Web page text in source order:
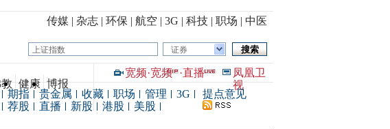
传媒| 杂志| 环保 | 航空 | 3G | 科技| 职场 | 中医
证券
健康 博报
宽频·宽频 ·直播
凤凰卫
视
期指 贵金属 收藏 职场 管理
3G
荐股 直播 新股 港股
美股
提点意见